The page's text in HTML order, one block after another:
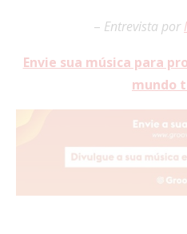
– Entrevista por
Envie sua música para
mundo